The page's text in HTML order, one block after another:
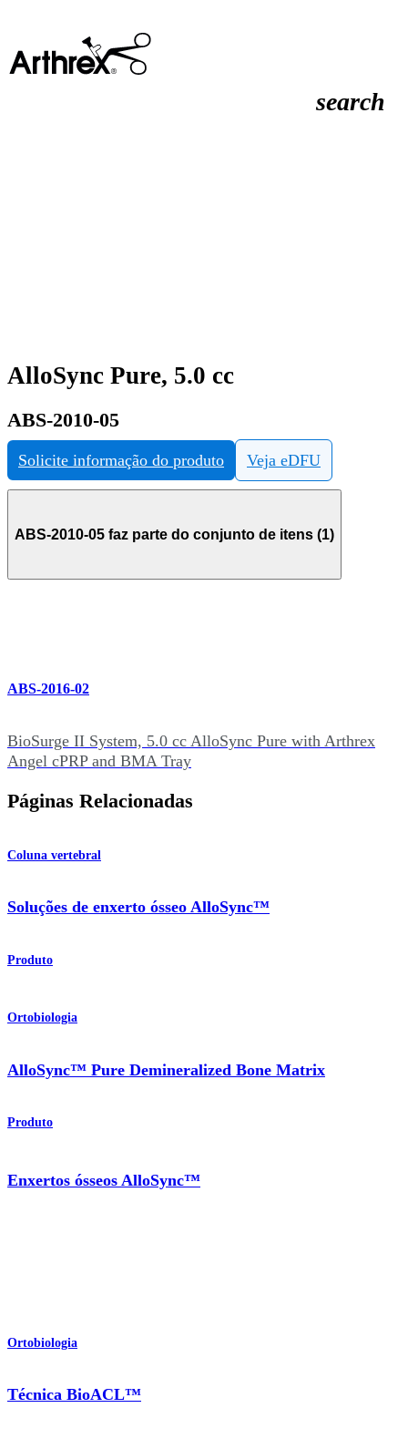
search
AlloSync Pure, 5.0 cc
ABS-2010-05
Solicite informação do produto Veja eDFU
ABS-2010-05 faz parte do conjunto de itens (1)
ABS-2016-02
BioSurge II System, 5.0 cc AlloSync Pure with Arthrex
Angel cPRP and BMA Tray
Páginas Relacionadas
Coluna vertebral
Soluções de enxerto ósseo AlloSync™
Produto
Ortobiologia
AlloSync™ Pure Demineralized Bone Matrix
Produto
Enxertos ósseos AlloSync™
Ortobiologia
Técnica BioACL™